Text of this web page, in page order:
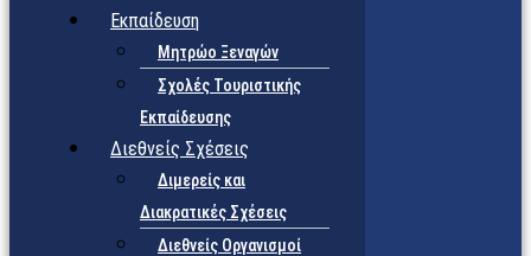
Εκπαίδευση
Μητρώο Ξεναγών
Σχολές Τουριστικής
Εκπαίδευσης
Διεθνείς Σχέσεις
Διμερείς και
Διακρατικές Σχέσεις
Διεθνείς Οργανισμοί